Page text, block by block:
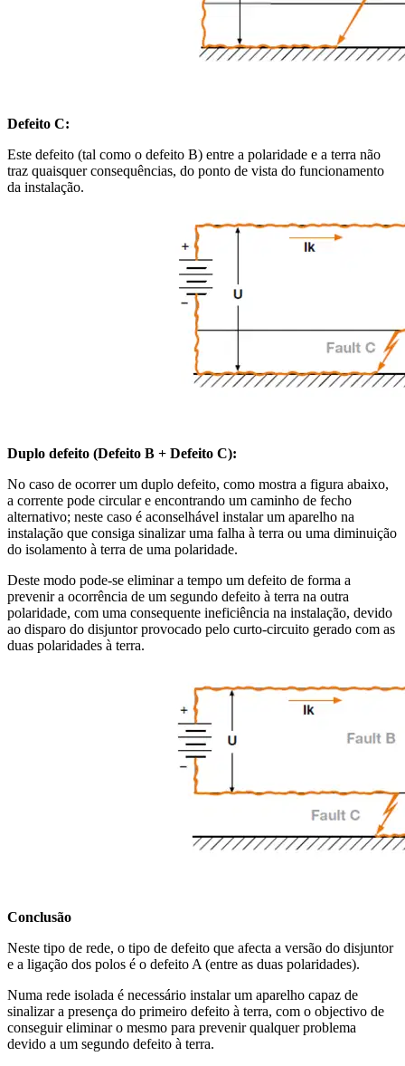
Defeito C:
Este defeito (tal como o defeito B) entre a polaridade e a terra não
traz quaisquer consequências, do ponto de vista do funcionamento
da instalação.
Duplo defeito (Defeito B + Defeito C):
No caso de ocorrer um duplo defeito, como mostra a figura abaixo,
a corrente pode circular e encontrando um caminho de fecho
alternativo; neste caso é aconselhável instalar um aparelho na
instalação que consiga sinalizar uma falha à terra ou uma diminuição
do isolamento à terra de uma polaridade.
Deste modo pode-se eliminar a tempo um defeito de forma a
prevenir a ocorrência de um segundo defeito à terra na outra
polaridade, com uma consequente ineficiência na instalação, devido
ao disparo do disjuntor provocado pelo curto-circuito gerado com as
duas polaridades à terra.
Conclusão
Neste tipo de rede, o tipo de defeito que afecta a versão do disjuntor
e a ligação dos polos é o defeito A (entre as duas polaridades).
Numa rede isolada é necessário instalar um aparelho capaz de
sinalizar a presença do primeiro defeito à terra, com o objectivo de
conseguir eliminar o mesmo para prevenir qualquer problema
devido a um segundo defeito à terra.